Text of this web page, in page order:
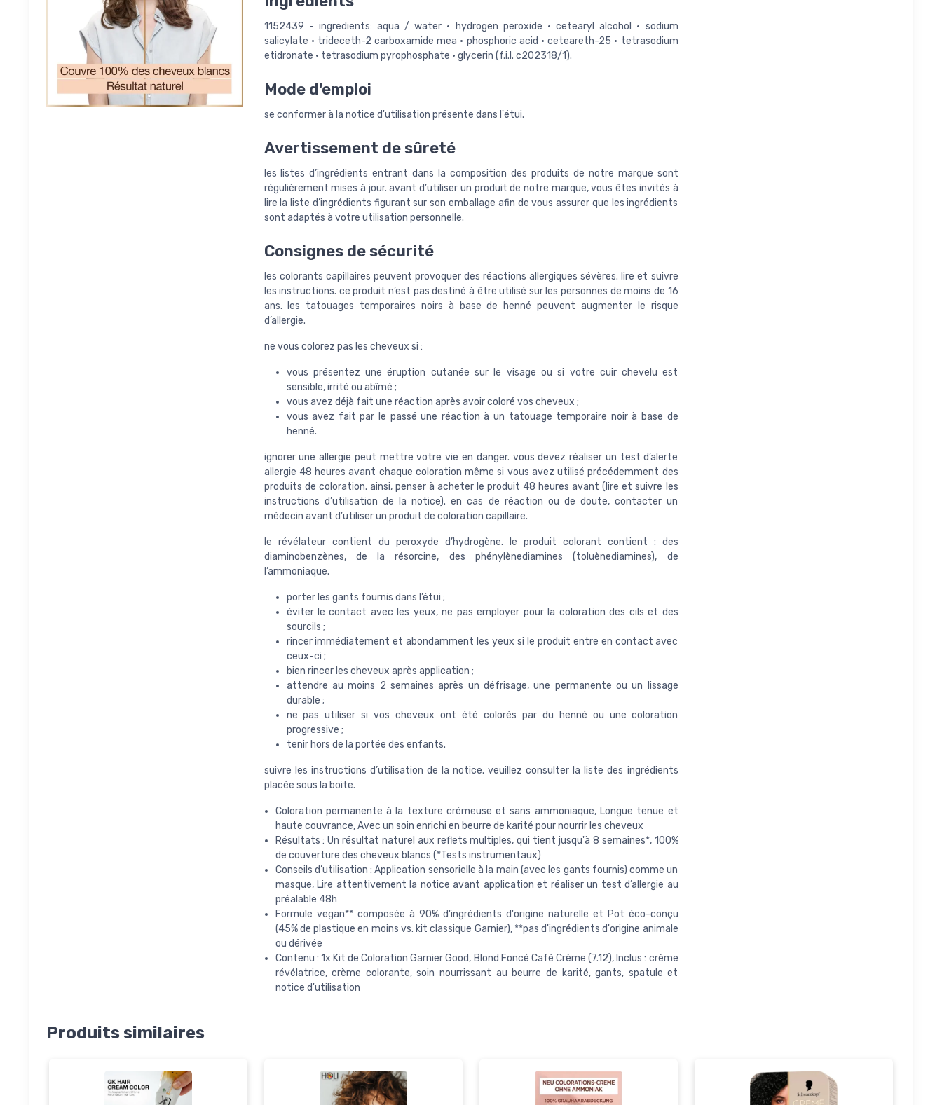
1152439 - ingredients: aqua / water • hydrogen peroxide • cetearyl alcohol • sodium
salicylate • trideceth-2 carboxamide mea • phosphoric acid • ceteareth-25 • tetrasodium
etidronate • tetrasodium pyrophosphate • glycerin (f.i.l. c202318/1).
Mode d'emploi
se conformer à la notice d'utilisation présente dans l'étui.
Avertissement de sûreté
les listes d’ingrédients entrant dans la composition des produits de notre marque sont
régulièrement mises à jour. avant d’utiliser un produit de notre marque, vous êtes invités à
lire la liste d’ingrédients figurant sur son emballage afin de vous assurer que les ingrédients
sont adaptés à votre utilisation personnelle.
Consignes de sécurité
les colorants capillaires peuvent provoquer des réactions allergiques sévères. lire et suivre
les instructions. ce produit n’est pas destiné à être utilisé sur les personnes de moins de 16
ans. les tatouages temporaires noirs à base de henné peuvent augmenter le risque
d’allergie.
ne vous colorez pas les cheveux si :
vous présentez une éruption cutanée sur le visage ou si votre cuir chevelu est
sensible, irrité ou abîmé ;
vous avez déjà fait une réaction après avoir coloré vos cheveux ;
vous avez fait par le passé une réaction à un tatouage temporaire noir à base de
henné.
ignorer une allergie peut mettre votre vie en danger. vous devez réaliser un test d’alerte
allergie 48 heures avant chaque coloration même si vous avez utilisé précédemment des
produits de coloration. ainsi, penser à acheter le produit 48 heures avant (lire et suivre les
instructions d’utilisation de la notice). en cas de réaction ou de doute, contacter un
médecin avant d’utiliser un produit de coloration capillaire.
le révélateur contient du peroxyde d’hydrogène. le produit colorant contient : des
diaminobenzènes, de la résorcine, des phénylènediamines (toluènediamines), de
l’ammoniaque.
porter les gants fournis dans l’étui ;
éviter le contact avec les yeux, ne pas employer pour la coloration des cils et des
sourcils ;
rincer immédiatement et abondamment les yeux si le produit entre en contact avec
ceux-ci ;
bien rincer les cheveux après application ;
attendre au moins 2 semaines après un défrisage, une permanente ou un lissage
durable ;
ne pas utiliser si vos cheveux ont été colorés par du henné ou une coloration
progressive ;
tenir hors de la portée des enfants.
suivre les instructions d’utilisation de la notice. veuillez consulter la liste des ingrédients
placée sous la boite.
Coloration permanente à la texture crémeuse et sans ammoniaque, Longue tenue et
haute couvrance, Avec un soin enrichi en beurre de karité pour nourrir les cheveux
Résultats : Un résultat naturel aux reflets multiples, qui tient jusqu'à 8 semaines*, 100%
de couverture des cheveux blancs (*Tests instrumentaux)
Conseils d’utilisation : Application sensorielle à la main (avec les gants fournis) comme un
masque, Lire attentivement la notice avant application et réaliser un test d’allergie au
préalable 48h
Formule vegan** composée à 90% d'ingrédients d'origine naturelle et Pot éco-conçu
(45% de plastique en moins vs. kit classique Garnier), **pas d'ingrédients d'origine animale
ou dérivée
Contenu : 1x Kit de Coloration Garnier Good, Blond Foncé Café Crème (7.12), Inclus : crème
révélatrice, crème colorante, soin nourrissant au beurre de karité, gants, spatule et
notice d'utilisation
Produits similaires